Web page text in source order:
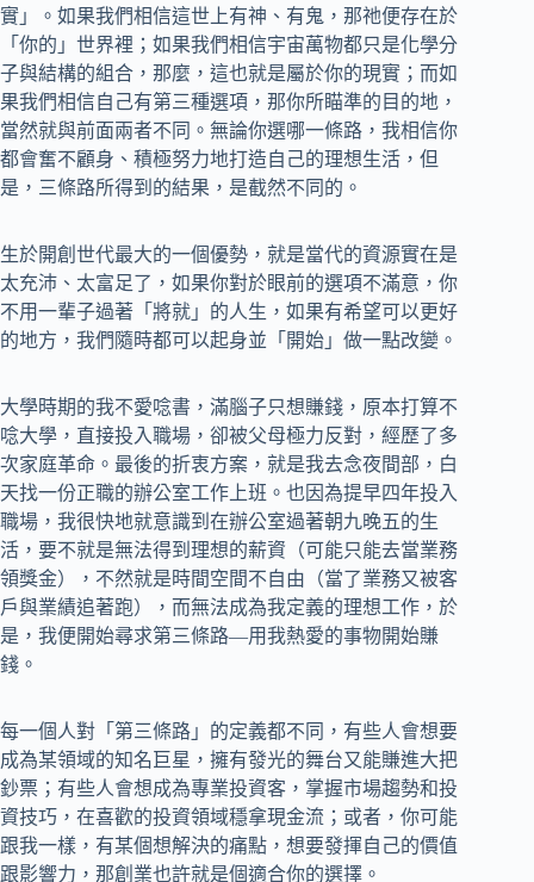
實」。如果我們相信這世上有神、有鬼，那祂便存在於
「你的」世界裡；如果我們相信宇宙萬物都只是化學分
子與結構的組合，那麼，這也就是屬於你的現實；而如
果我們相信自己有第三種選項，那你所瞄準的目的地，
當然就與前面兩者不同。無論你選哪一條路，我相信你
都會奮不顧身、積極努力地打造自己的理想生活，但
是，三條路所得到的結果，是截然不同的。
生於開創世代最大的一個優勢，就是當代的資源實在是
太充沛、太富足了，如果你對於眼前的選項不滿意，你
不用一輩子過著「將就」的人生，如果有希望可以更好
的地方，我們隨時都可以起身並「開始」做一點改變。
大學時期的我不愛唸書，滿腦子只想賺錢，原本打算不
唸大學，直接投入職場，卻被父母極力反對，經歷了多
次家庭革命。最後的折衷方案，就是我去念夜間部，白
天找一份正職的辦公室工作上班。也因為提早四年投入
職場，我很快地就意識到在辦公室過著朝九晚五的生
活，要不就是無法得到理想的薪資（可能只能去當業務
領獎金），不然就是時間空間不自由（當了業務又被客
戶與業績追著跑），而無法成為我定義的理想工作，於
是，我便開始尋求第三條路—用我熱愛的事物開始賺
錢。
每一個人對「第三條路」的定義都不同，有些人會想要
成為某領域的知名巨星，擁有發光的舞台又能賺進大把
鈔票；有些人會想成為專業投資客，掌握市場趨勢和投
資技巧，在喜歡的投資領域穩拿現金流；或者，你可能
跟我一樣，有某個想解決的痛點，想要發揮自己的價值
跟影響力，那創業也許就是個適合你的選擇。